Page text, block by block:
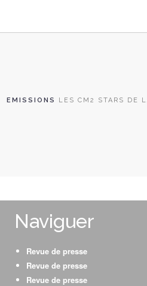
EMISSIONS LES CM2 STARS DE
Naviguer
Revue de presse
Revue de presse
Revue de presse